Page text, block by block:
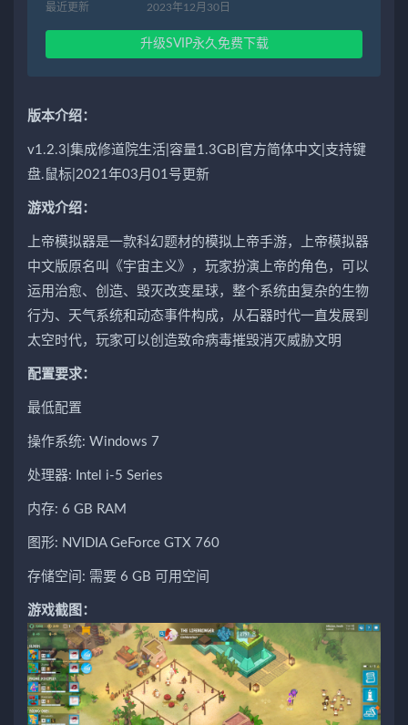
最近更新 2023年12月30日
升级SVIP永久免费下载
版本介绍：
v1.2.3|集成修道院生活|容量1.3GB|官方简体中文|支持键
盘.鼠标|2021年03月01号更新
游戏介绍：
上帝模拟器是一款科幻题材的模拟上帝手游，上帝模拟器
中文版原名叫《宇宙主义》，玩家扮演上帝的角色，可以
运用治愈、创造、毁灭改变星球，整个系统由复杂的生物
行为、天气系统和动态事件构成，从石器时代一直发展到
太空时代，玩家可以创造致命病毒摧毁消灭威胁文明
配置要求：
最低配置
操作系统: Windows 7
处理器: Intel i-5 Series
内存: 6 GB RAM
图形: NVIDIA GeForce GTX 760
存储空间: 需要 6 GB 可用空间
游戏截图：